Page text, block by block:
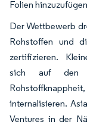
Folien
Der Wettbewerb
Rohstoffen und
zertifizieren.
sich auf den
internalisieren.
Ventures in der